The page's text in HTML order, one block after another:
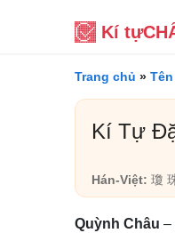
Kí tự
Trang chủ »
Kí Tự
Hán-Việt: 瓊
Quỳnh Châu –